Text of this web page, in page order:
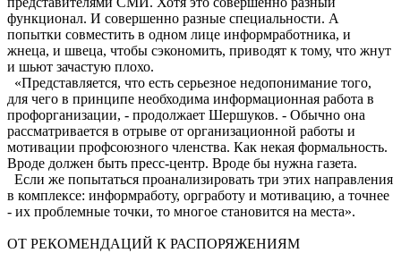
функционал. И совершенно разные специальности. А
попытки совместить в одном лице информработника, и
жнеца, и швеца, чтобы сэкономить, приводят к тому, что жнут
и шьют зачастую плохо.
«Представляется, что есть серьезное недопонимание того,
для чего в принципе необходима информационная работа в
профорганизации, - продолжает Шершуков. - Обычно она
рассматривается в отрыве от организационной работы и
мотивации профсоюзного членства. Как некая формальность.
Вроде должен быть пресс-центр. Вроде бы нужна газета.
Если же попытаться проанализировать три этих направления
в комплексе: информработу, оргработу и мотивацию, а точнее
- их проблемные точки, то многое становится на места».
ОТ РЕКОМЕНДАЦИЙ К РАСПОРЯЖЕНИЯМ